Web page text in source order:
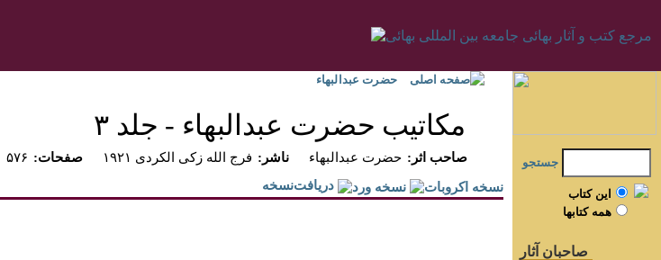
صفحه اصلی حضرت عبدالبهاء
مكاتيب حضرت عبدالبهاء - جلد ۳
۵۷۶ :صفحات فرج الله زکی الکردی ۱۹۲۱ :ناشر حضرت عبدالبهاء
:صاحب اثر
جستجو
اين کتاب
همه کتابها
صاحبان آثار